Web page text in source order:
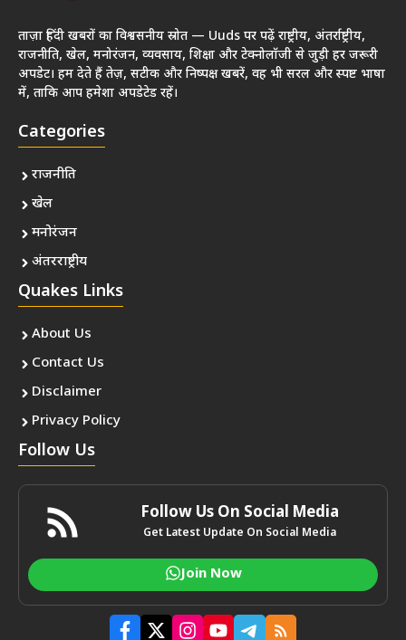
ताज़ा हिंदी खबरों का विश्वसनीय स्रोत — Uuds पर पढ़ें राष्ट्रीय, अंतर्राष्ट्रीय,
राजनीति, खेल, मनोरंजन, व्यवसाय, शिक्षा और टेक्नोलॉजी से जुड़ी हर जरूरी
अपडेट। हम देते हैं तेज़, सटीक और निष्पक्ष खबरें, वह भी सरल और स्पष्ट भाषा
में, ताकि आप हमेशा अपडेटेड रहें।
Categories
राजनीति
खेल
मनोरंजन
अंतरराष्ट्रीय
Quakes Links
About Us
Contact Us
Disclaimer
Privacy Policy
Follow Us
Follow Us On Social Media
Get Latest Update On Social Media
Join Now